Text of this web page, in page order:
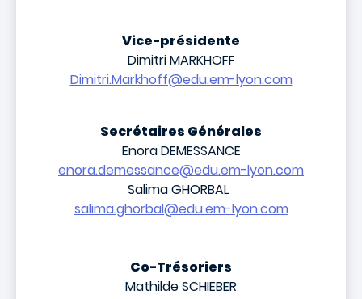
Vice-présidente
Dimitri MARKHOFF
Dimitri.Markhoff@edu.em-lyon.com
Secrétaires Générales
Enora DEMESSANCE
enora.demessance@edu.em-lyon.com
Salima GHORBAL
salima.ghorbal@edu.em-lyon.com
Co-Trésoriers
Mathilde SCHIEBER